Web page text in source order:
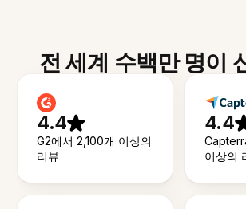
전 세계 수백만 명이
4.4
G2에서 2,100개 이상의
리뷰
4.4
이상의